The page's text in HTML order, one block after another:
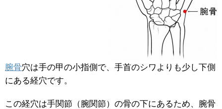
腕骨穴は手の甲の小指側で、手首のシワよりも少し下側
にある経穴です。
この経穴は手関節（腕関節）の骨の下にあるため、腕骨